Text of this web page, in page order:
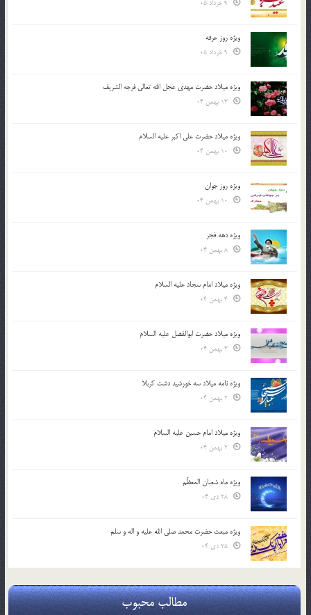
ویژه روز عرفه
ویژه میلاد حضرت مهدی عجل الله تعالی فرجه الشريف
ویژه میلاد حضرت علی اکبر علیه السلام
ویژه روز جوان
ویژه دهه فجر
ویژه میلاد امام سجاد علیه السلام
ویژه میلاد حضرت ابوالفضل علیه السلام
ویژه نامه میلاد سه خورشید دشت کربلا
ویژه میلاد امام حسین علیه السلام
ویژه ماه شعبان المعظّم
ویژه مبعث حضرت محمد صلی الله علیه و اله و سلم
مطالب محبوب